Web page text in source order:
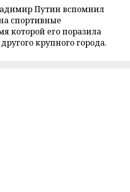
Путин вспомнил
спортивные
которой его поразила
крупного города.